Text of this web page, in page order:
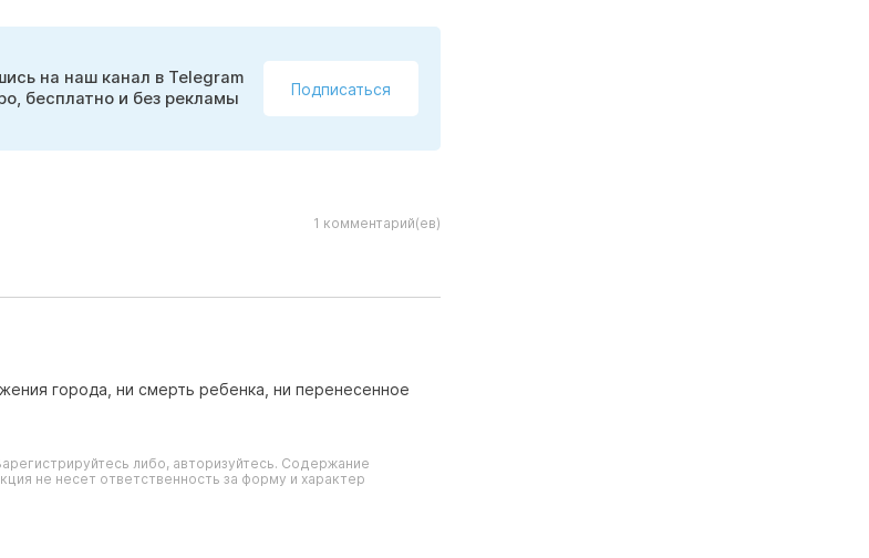
на наш канал в Telegram
бесплатно и без рекламы
Подписаться
1 комментарий(ев)
города, ни смерть ребенка, ни перенесенное
либо, авторизуйтесь. Содержание
не несет ответственность за форму и характер